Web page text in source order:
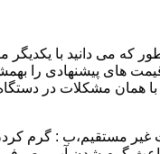
که می دانید با
قیمت های پیشنهادی را
همان مشکلات در
مستقیم،ب : گرم